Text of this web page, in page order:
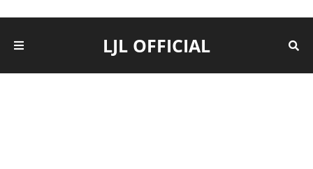
LJL OFFICIAL